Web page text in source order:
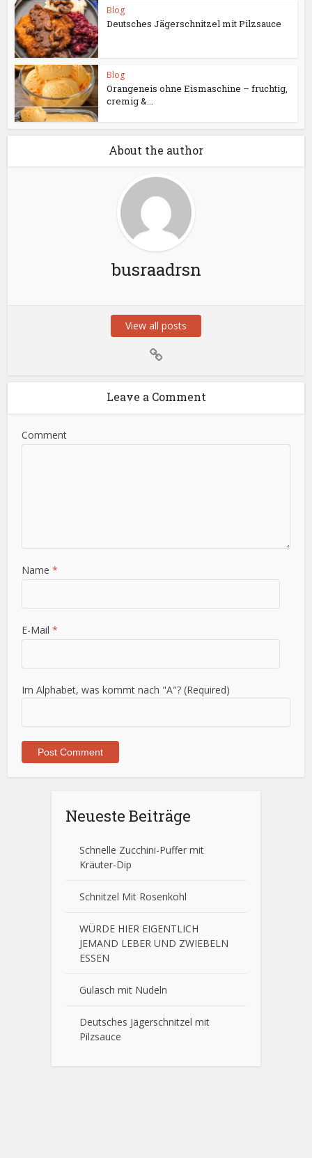
Blog
Deutsches Jägerschnitzel mit Pilzsauce
Blog
Orangeneis ohne Eismaschine – fruchtig,
cremig &...
About the author
busraadrsn
View all posts
Leave a Comment
Comment
Name*
E-Mail*
Im Alphabet, was kommt nach "A"? (Required)
Neueste Beiträge
Schnelle Zucchini-Puffer mit
Kräuter-Dip
Schnitzel Mit Rosenkohl
WÜRDE HIER EIGENTLICH
JEMAND LEBER UND ZWIEBELN
ESSEN
Gulasch mit Nudeln
Deutsches Jägerschnitzel mit
Pilzsauce